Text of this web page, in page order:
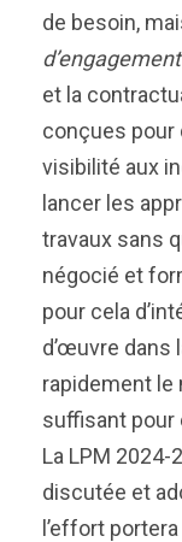
de besoin,
d’engagement
et la
conçues pour
visibilité aux
lancer les
travaux sans
négocié et
pour cela
d’œuvre dans
rapidement le
suffisant pour
La LPM
discutée et
l’effort